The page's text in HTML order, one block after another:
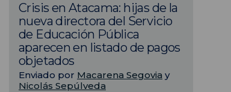
Crisis en Atacama: hijas de la
nueva directora del Servicio
de Educación Pública
aparecen en listado de pagos
objetados
Enviado por Macarena Segovia y
Nicolás Sepúlveda